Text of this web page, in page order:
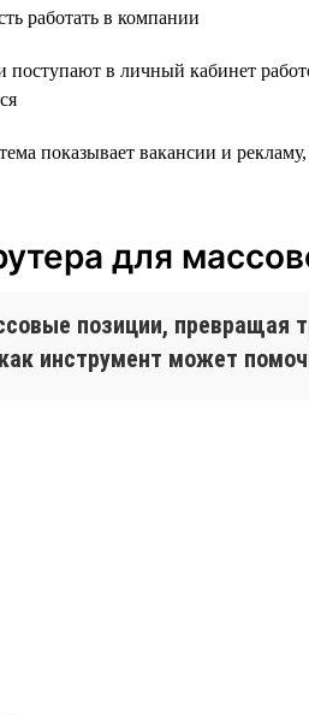
работать в компании
в личный кабинет
показывает вакансии и
для
позиции, превращая
инструмент может